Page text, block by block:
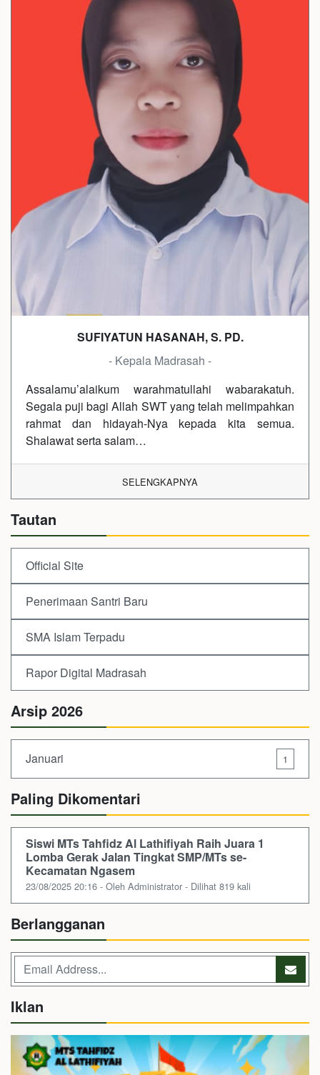
SUFIYATUN HASANAH, S. PD.
- Kepala Madrasah -
Assalamu’alaikum warahmatullahi wabarakatuh.
Segala puji bagi Allah SWT yang telah melimpahkan
rahmat dan hidayah-Nya kepada kita semua.
Shalawat serta salam…
SELENGKAPNYA
Tautan
Official Site
Penerimaan Santri Baru
SMA Islam Terpadu
Rapor Digital Madrasah
Arsip 2026
Januari 1
Paling Dikomentari
Siswi MTs Tahfidz Al Lathifiyah Raih Juara 1
Lomba Gerak Jalan Tingkat SMP/MTs se-
Kecamatan Ngasem
23/08/2025 20:16 - Oleh Administrator - Dilihat 819 kali
Berlangganan
Iklan